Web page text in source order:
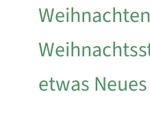
etwas Neues